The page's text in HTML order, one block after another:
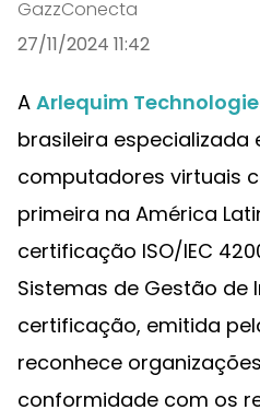
GazzConecta
27/11/2024 11:42
A Arlequim
brasileira especializada
computadores virtuais
primeira na América
certificação ISO/IEC
Sistemas de Gestão de
certificação, emitida
reconhece
conformidade com os